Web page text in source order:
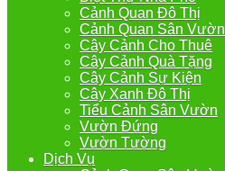
Cảnh Quan Đô Thị
Cảnh Quan Sân Vườn
Cây Cảnh Cho Thuê
Cây Cảnh Quà Tặng
Cây Cảnh Sự Kiện
Cây Xanh Đô Thị
Tiểu Cảnh Sân Vườn
Vườn Đứng
Vườn Tường
Dịch Vụ